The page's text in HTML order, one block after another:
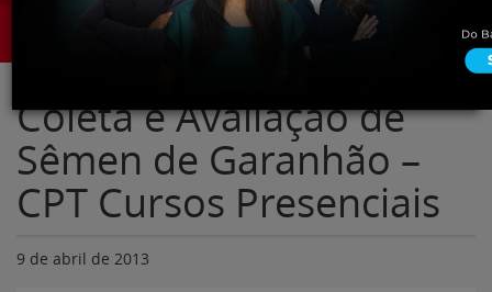
Coleta e Avaliação de
Sêmen de Garanhão –
CPT Cursos Presenciais
9 de abril de 2013